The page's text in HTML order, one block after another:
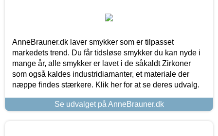
AnneBrauner.dk laver smykker som er tilpasset
markedets trend. Du får tidsløse smykker du kan nyde i
mange år, alle smykker er lavet i de såkaldt Zirkoner
som også kaldes industridiamanter, et materiale der
næppe findes stærkere. Klik her for at se deres udvalg.
Se udvalget på AnneBrauner.dk